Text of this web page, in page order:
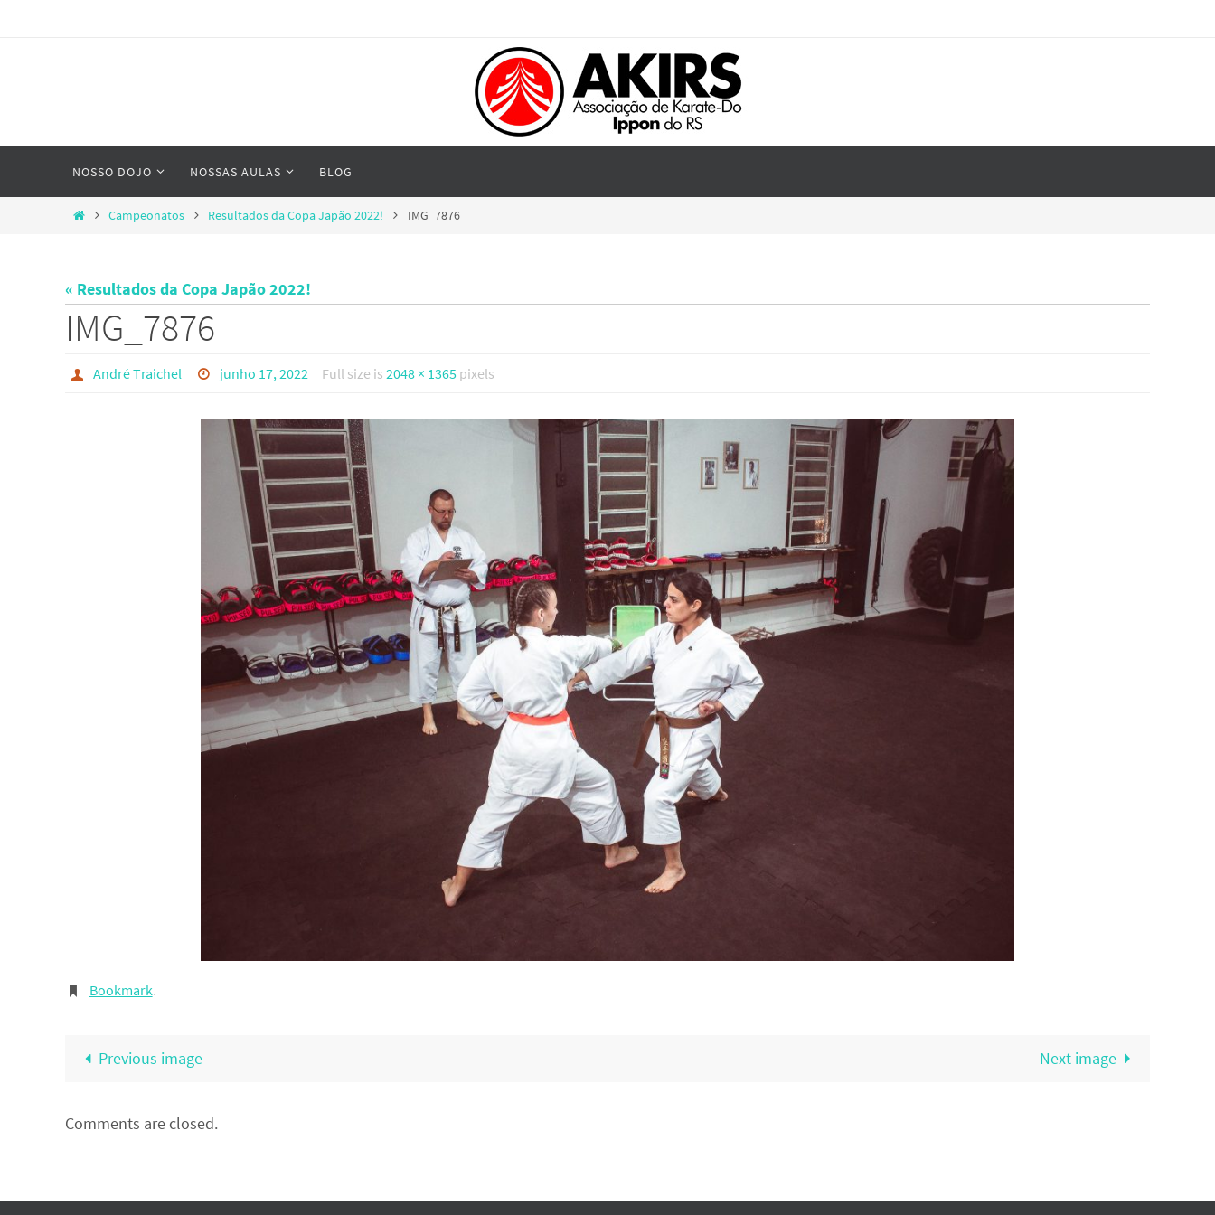
content
NOSSO DOJO NOSSAS AULAS BLOG
HomeCampeonatos Resultados da Copa Japão 2022! IMG_7876
« Resultados da Copa Japão 2022!
IMG_7876
André Traichel junho 17, 2022 Full size is2048 × 1365 pixels
Bookmark.
Previous image Next image
Comments are closed.